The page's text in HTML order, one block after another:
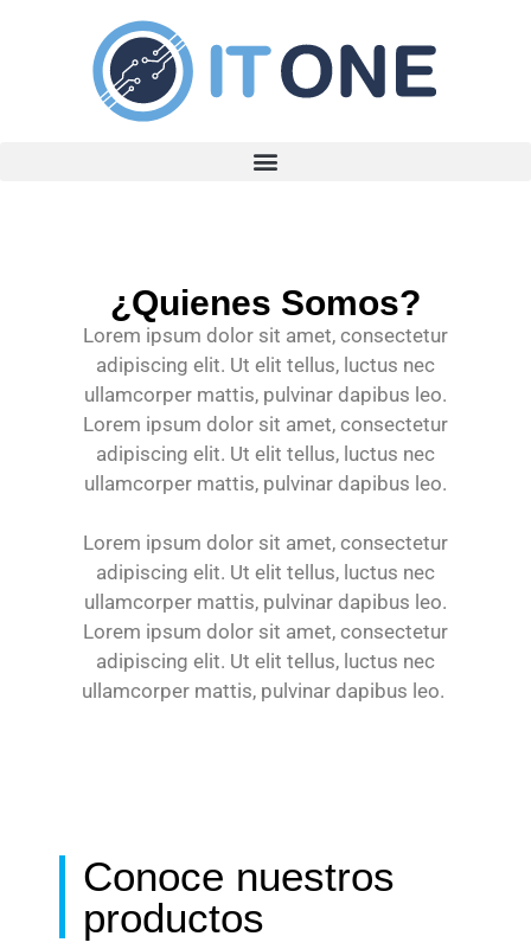
¿Quienes Somos?
Lorem ipsum dolor sit amet, consectetur
adipiscing elit. Ut elit tellus, luctus nec
ullamcorper mattis, pulvinar dapibus leo.
Lorem ipsum dolor sit amet, consectetur
adipiscing elit. Ut elit tellus, luctus nec
ullamcorper mattis, pulvinar dapibus leo.
Lorem ipsum dolor sit amet, consectetur
adipiscing elit. Ut elit tellus, luctus nec
ullamcorper mattis, pulvinar dapibus leo.
Lorem ipsum dolor sit amet, consectetur
adipiscing elit. Ut elit tellus, luctus nec
ullamcorper mattis, pulvinar dapibus leo.
Conoce nuestros
productos